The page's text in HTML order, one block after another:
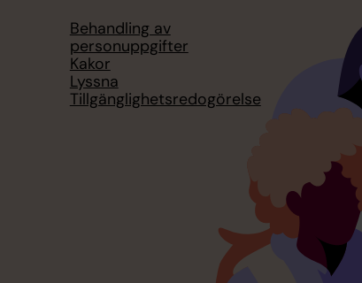
Behandling av
personuppgifter
Kakor
Lyssna
Tillgänglighetsredogörelse